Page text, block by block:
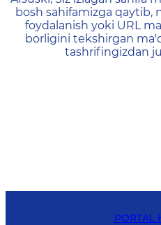
bosh sahifamizga qaytib,
foydalanish yoki URL
borligini tekshirgan
tashrifingizdan
PORTAL